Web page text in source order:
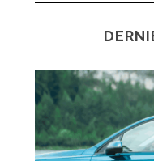
f
o
r
: